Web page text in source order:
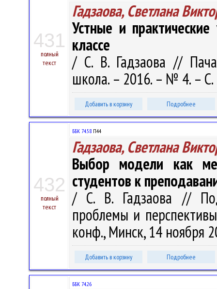
431
полный
текст
Гадзаова, Светлана
Устные и
классе
/ С. В. Гадзаова //
школа. – 2016. – № 4. –
Добавить в корзину Подробнее
432
полный
текст
ББК 74.58 П44
Гадзаова, Светлана
Выбор модели как
студентов к
/ С. В. Гадзаова //
проблемы и
конф., Минск, 14 ноября
Добавить в корзину Подробнее
ББК 74.26